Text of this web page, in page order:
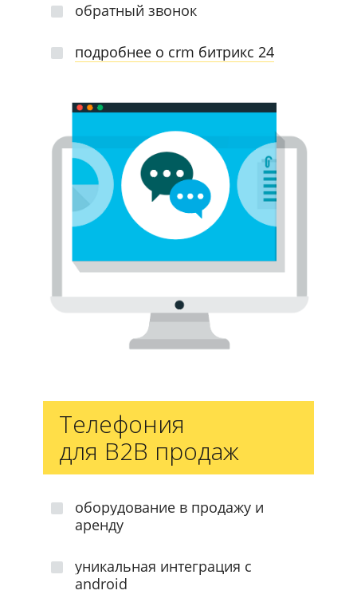
обратный звонок
подробнее о crm битрикс 24
Телефония
для B2B продаж
оборудование в продажу и
аренду
уникальная интеграция с
android